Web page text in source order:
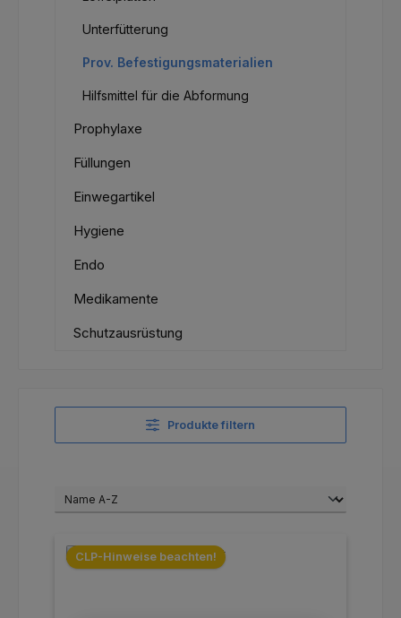
Unterfütterung
Prov. Befestigungsmaterialien
Hilfsmittel für die Abformung
Prophylaxe
Füllungen
Einwegartikel
Hygiene
Endo
Medikamente
Schutzausrüstung
Produkte filtern
CLP-Hinweise beachten!